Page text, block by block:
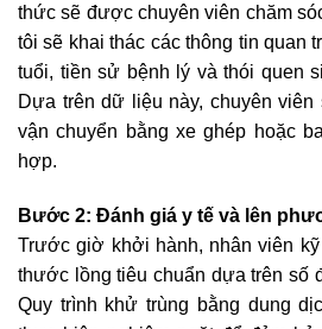
thức sẽ được chuyên viên chăm
tôi sẽ khai thác các thông tin quan
tuổi, tiền sử bệnh lý và thói quen
Dựa trên dữ liệu này, chuyên
vận chuyển bằng xe ghép hoặc
hợp.
Bước 2: Đánh giá y tế và lên
Trước giờ khởi hành, nhân viên
thước lồng tiêu chuẩn dựa trên số
Quy trình khử trùng bằng dung